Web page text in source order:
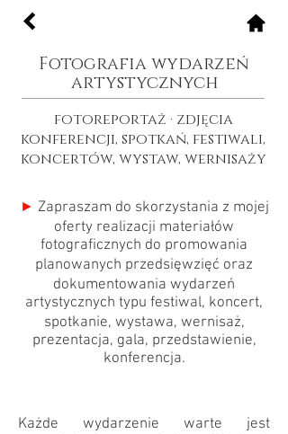
Fotografia wydarzeń
artystycznych
fotoreportaż · zdjęcia
konferencji, spotkań, festiwali,
koncertów, wystaw, wernisaży
► Zapraszam do skorzystania z mojej
oferty realizacji materiałów
fotograficznych do promowania
planowanych przedsięwzięć oraz
dokumentowania wydarzeń
artystycznych typu festiwal, koncert,
spotkanie, wystawa, wernisaż,
prezentacja, gala, przedstawienie,
konferencja.
Każde wydarzenie warte jest